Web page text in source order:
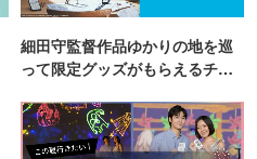
細田守監督作品ゆかりの地を巡
って限定グッズがもらえるチャ